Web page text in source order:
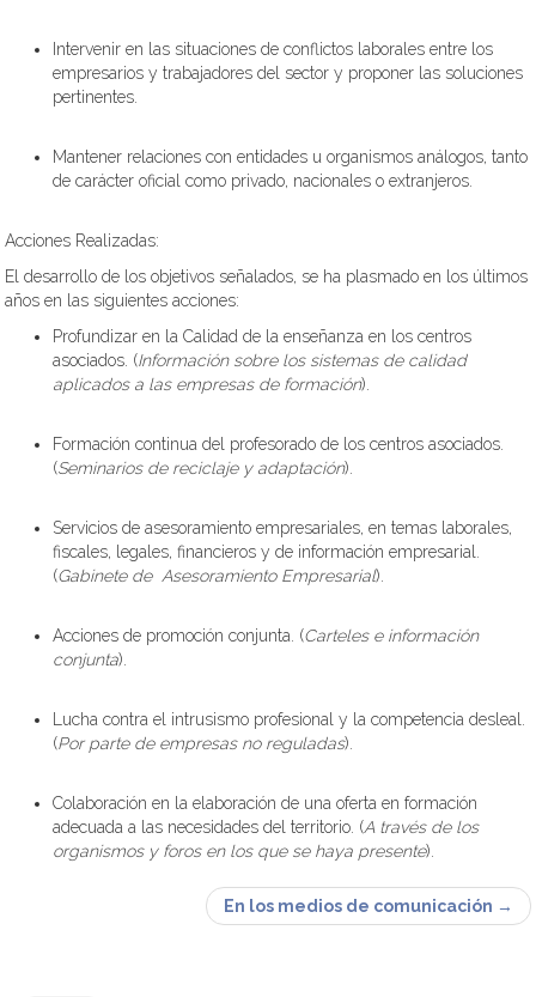
Intervenir en las situaciones de conflictos laborales entre los
empresarios y trabajadores del sector y proponer las soluciones
pertinentes.
Mantener relaciones con entidades u organismos análogos, tanto
de carácter oficial como privado, nacionales o extranjeros.
Acciones Realizadas:
El desarrollo de los objetivos señalados, se ha plasmado en los últimos
años en las siguientes acciones:
Profundizar en la Calidad de la enseñanza en los centros
asociados. (Información sobre los sistemas de calidad
aplicados a las empresas de formación).
Formación continua del profesorado de los centros asociados.
(Seminarios de reciclaje y adaptación).
Servicios de asesoramiento empresariales, en temas laborales,
fiscales, legales, financieros y de información empresarial.
(Gabinete de Asesoramiento Empresarial).
Acciones de promoción conjunta. (Carteles e información
conjunta).
Lucha contra el intrusismo profesional y la competencia desleal.
(Por parte de empresas no reguladas).
Colaboración en la elaboración de una oferta en formación
adecuada a las necesidades del territorio. (A través de los
organismos y foros en los que se haya presente).
En los medios de comunicación →